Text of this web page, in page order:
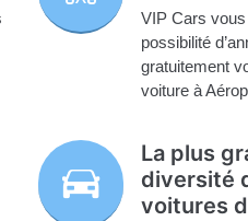
VIP Cars
possibilité
gratuitement
voiture à
La plus
diversité
voitures